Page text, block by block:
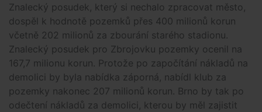
Znalecký posudek, který si nechalo zpracovat město,
dospěl k hodnotě pozemků přes 400 milionů korun
včetně 202 milionů za zbourání starého stadionu.
Znalecký posudek pro Zbrojovku pozemky ocenil na
167,7 milionu korun. Protože po započítání nákladů na
demolici by byla nabídka záporná, nabídl klub za
pozemky nakonec 207 milionů korun. Brno by tak po
odečtení nákladů za demolici, kterou by měl zajistit